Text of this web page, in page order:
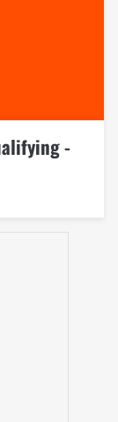
-